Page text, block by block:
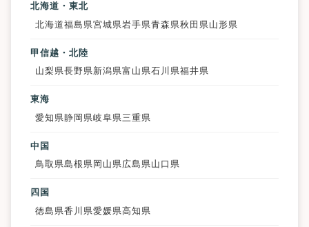
北海道・東北
北海道福島県宮城県岩手県青森県秋田県 山形県
甲信越・北陸
山梨県長野県新潟県富山県石川県福井県
東海
愛知県静岡県岐阜県 三重県
中国
鳥取県島根県 岡山県広島県山口県
四国
徳島県香川県愛媛県高知県